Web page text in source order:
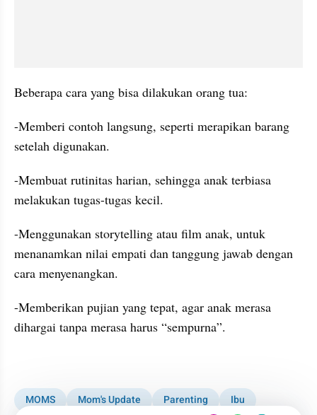
Beberapa cara yang bisa dilakukan orang tua:
-Memberi contoh langsung, seperti merapikan barang
setelah digunakan.
-Membuat rutinitas harian, sehingga anak terbiasa
melakukan tugas-tugas kecil.
-Menggunakan storytelling atau film anak, untuk
menanamkan nilai empati dan tanggung jawab dengan
cara menyenangkan.
-Memberikan pujian yang tepat, agar anak merasa
dihargai tanpa merasa harus “sempurna”.
MOMS Mom's Update Parenting Ibu